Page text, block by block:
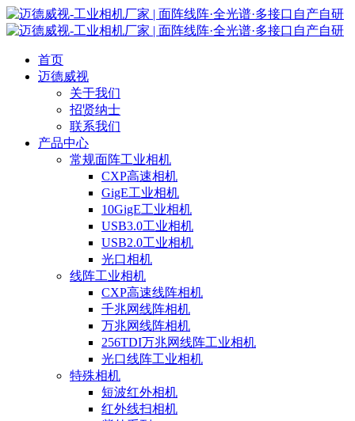
首页
迈德威视
关于我们
招贤纳士
联系我们
产品中心
常规面阵工业相机
CXP高速相机
GigE工业相机
10GigE工业相机
USB3.0工业相机
USB2.0工业相机
光口相机
线阵工业相机
CXP高速线阵相机
千兆网线阵相机
万兆网线阵相机
256TDI万兆网线阵工业相机
光口线阵工业相机
特殊相机
短波红外相机
红外线扫相机